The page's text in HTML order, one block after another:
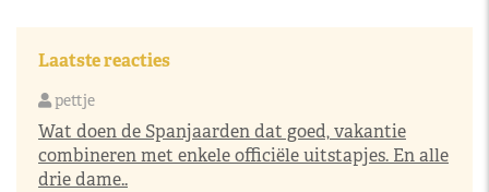
Laatste reacties
pettje
Wat doen de Spanjaarden dat goed, vakantie
combineren met enkele officiële uitstapjes. En alle
drie dame..